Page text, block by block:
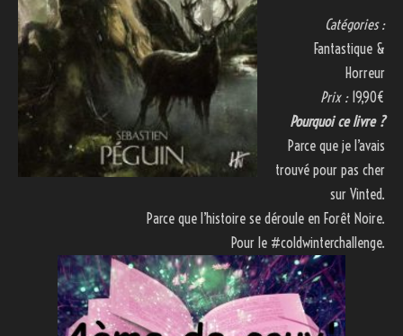
Catégories :
Fantastique &
Horreur
Prix : 19,90€
Pourquoi ce livre ?
Parce que je l’avais
trouvé pour pas cher
sur Vinted.
Parce que l’histoire se déroule en Forêt Noire.
Pour le #coldwinterchallenge.